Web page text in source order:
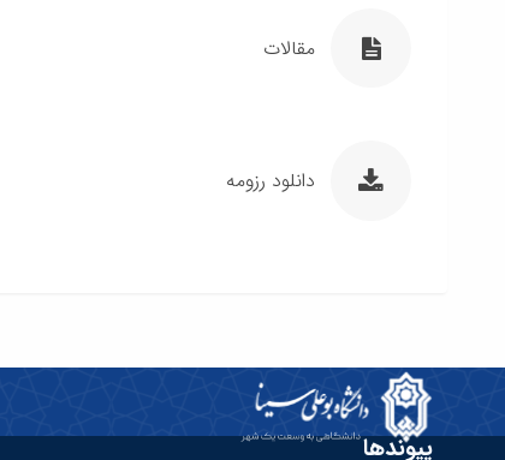
مقالات
دانلود رزومه
پیوندها